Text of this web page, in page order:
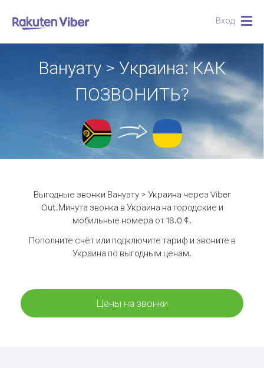
Вход
Вануату > Украина: КАК
ПОЗВОНИТЬ?
Выгодные звонки Вануату > Украина через Viber
Out.Минута звонка в Украина на городские и
мобильные номера от 18.0 ¢.
Пополните счёт или подключите тариф и звоните в
Украина по выгодным ценам.
Цены на звонки